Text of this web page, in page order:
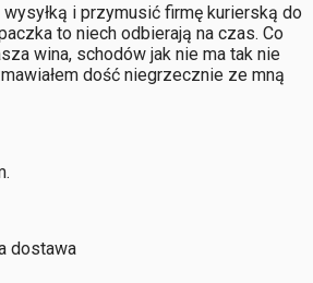
i przymusić firmę kurierską do
to niech odbierają na czas. Co
wina, schodów jak nie ma tak nie
dość niegrzecznie ze mną
dostawa